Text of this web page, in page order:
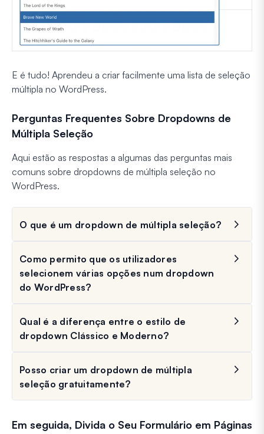
E é tudo! Aprendeu a criar facilmente uma lista de seleção
múltipla no WordPress.
Perguntas Frequentes Sobre Dropdowns de
Múltipla Seleção
Aqui estão as respostas a algumas das perguntas mais
comuns sobre dropdowns de múltipla seleção no
WordPress.
O que é um dropdown de múltipla seleção?
Como permito que os utilizadores
selecionem várias opções num dropdown
do WordPress?
Qual é a diferença entre o estilo de
dropdown Clássico e Moderno?
Posso criar um dropdown de múltipla
seleção gratuitamente?
Em seguida, Divida o Seu Formulário em Páginas